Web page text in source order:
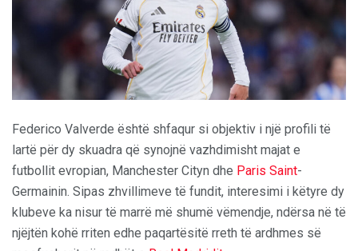
Federico Valverde është shfaqur si objektiv i një profili të
lartë për dy skuadra që synojnë vazhdimisht majat e
futbollit evropian, Manchester Cityn dhe Paris Saint-
Germainin. Sipas zhvillimeve të fundit, interesimi i këtyre dy
klubeve ka nisur të marrë më shumë vëmendje, ndërsa në të
njëjtën kohë rriten edhe paqartësitë rreth të ardhmes së